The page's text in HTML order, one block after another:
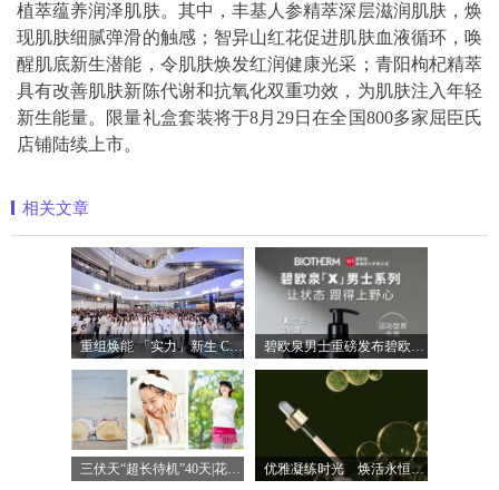
植萃蕴养润泽肌肤。其中，丰基人参精萃深层滋润肌肤，焕
现肌肤细腻弹滑的触感；智异山红花促进肌肤血液循环，唤
醒肌底新生潜能，令肌肤焕发红润健康光采；青阳枸杞精萃
具有改善肌肤新陈代谢和抗氧化双重功效，为肌肤注入年轻
新生能量。限量礼盒套装将于8月29日在全国800多家屈臣氏
店铺陆续上市。
相关文章
重组焕能 「实力」新生 Clinique倩碧携手品 碧欧泉男士重磅发布碧欧泉「X」男士系列
三伏天“超长待机”40天|花王四重守护助 优雅凝练时光 焕活永恒光彩 法国希思黎